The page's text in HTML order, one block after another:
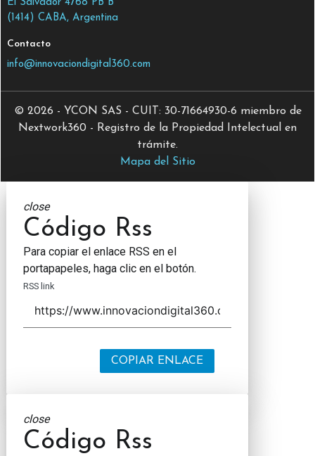
El Salvador 4768 PB B
(1414) CABA, Argentina
Contacto
info@innovaciondigital360.com
© 2026 - YCON SAS - CUIT: 30-71664930-6 miembro de
Nextwork360 - Registro de la Propiedad Intelectual en
trámite.
Mapa del Sitio
close
Código Rss
Para copiar el enlace RSS en el
portapapeles, haga clic en el botón.
RSS link
COPIAR ENLACE
close
Código Rss